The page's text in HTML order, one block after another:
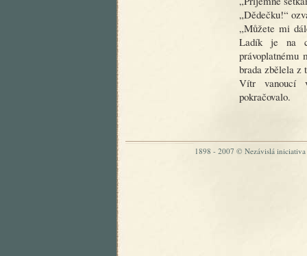
„Dědečku!“
„Můžete mi
Ladík je na
brada zbělela z
Vítr vanoucí
pokračovalo.
1898 - 2007 © Nezávislá